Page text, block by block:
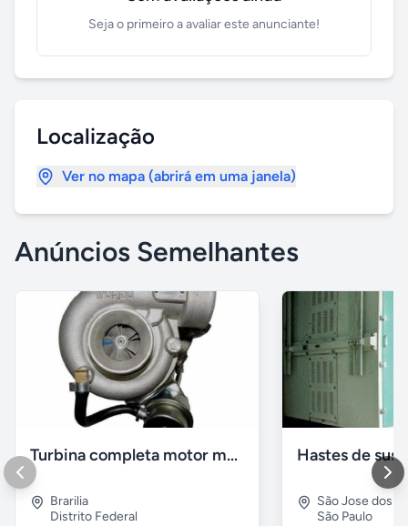
Seja o primeiro a avaliar este anunciante!
Localização
Ver no mapa (abrirá em uma janela)
Anúncios Semelhantes
Turbina completa motor maxion sprinter 310
Brarilia
Distrito Federal
São Jose dos
São Paulo